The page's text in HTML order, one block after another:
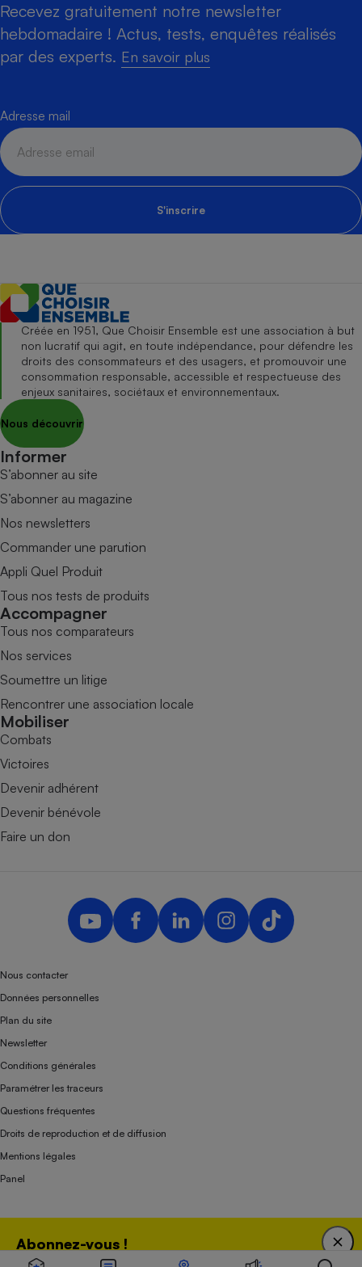
Recevez gratuitement notre newsletter
hebdomadaire ! Actus, tests, enquêtes réalisés
par des experts. En savoir plus
Adresse mail
S'inscrire
Abonnez-vous !
Créée en 1951, Que Choisir Ensemble est une association à but
non lucratif qui agit, en toute indépendance, pour défendre les
droits des consommateurs et des usagers, et promouvoir une
consommation responsable, accessible et respectueuse des
enjeux sanitaires, sociétaux et environnementaux.
Nous découvrir
Informer
S’abonner au site
S’abonner au magazine
Nos newsletters
Commander une parution
Appli Quel Produit
Tous nos tests de produits
Accompagner
Tous nos comparateurs
Nos services
Soumettre un litige
Rencontrer une association locale
Mobiliser
Combats
Victoires
Devenir adhérent
Devenir bénévole
Faire un don
Nous contacter
Données personnelles
Plan du site
Newsletter
Conditions générales
Paramétrer les traceurs
Questions fréquentes
Droits de reproduction et de diffusion
Mentions légales
Panel
Association indépendante de l’État, des syndicats, des producteurs et des
distributeurs depuis 1951.